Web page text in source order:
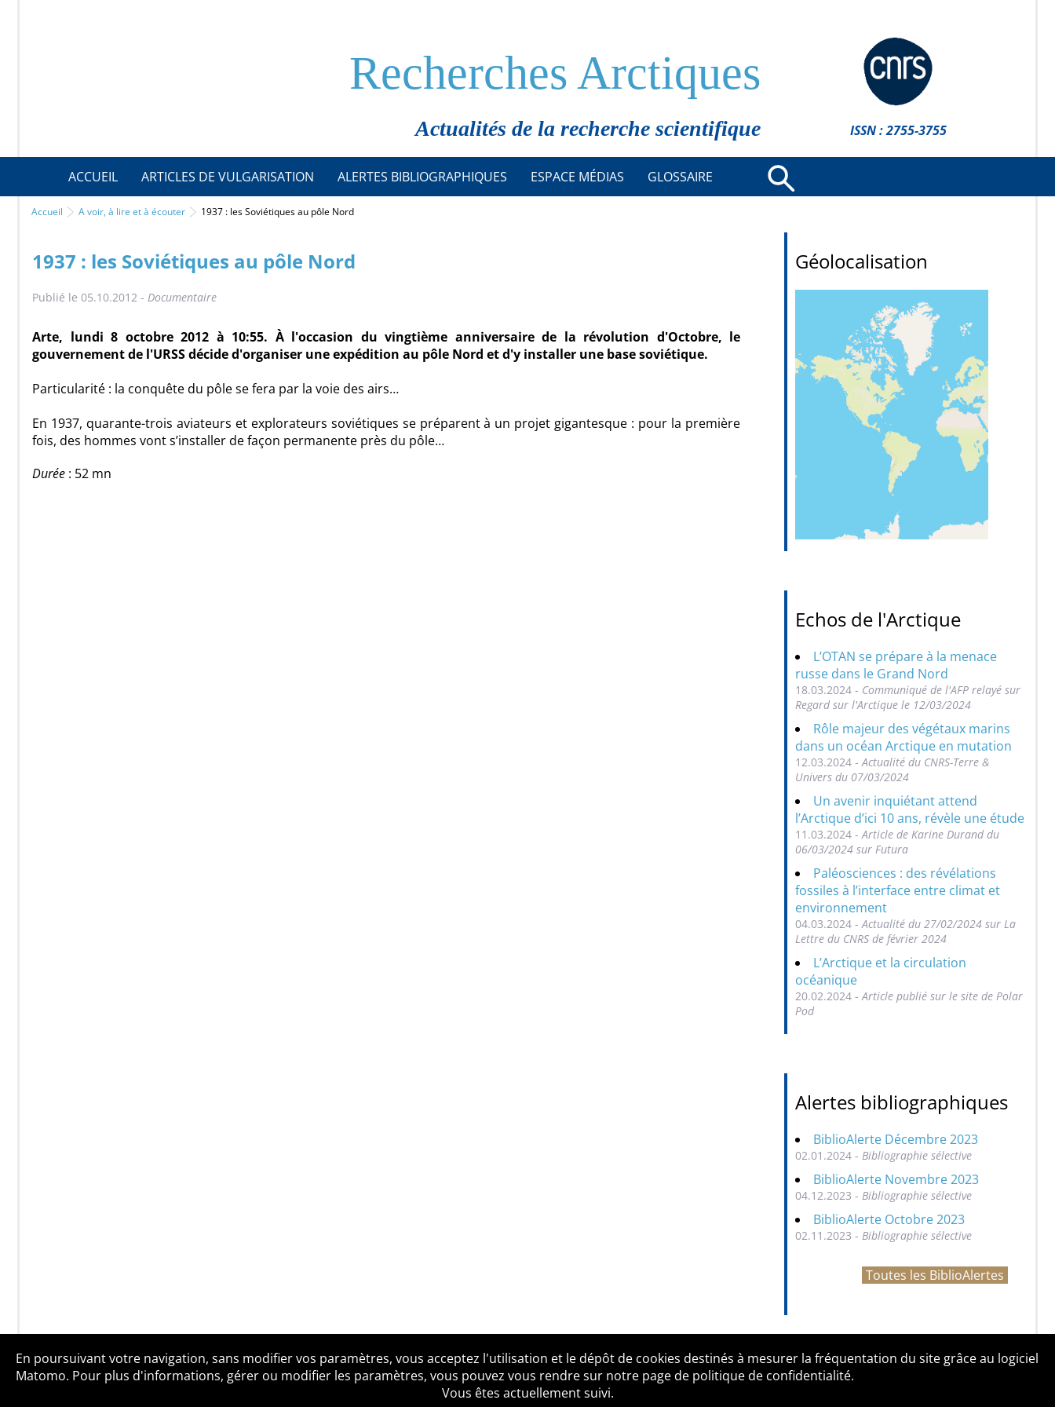
Recherches Arctiques
Actualités de la recherche scientifique ISSN : 2755-3755
ACCUEIL ARTICLES DE VULGARISATION ALERTES BIBLIOGRAPHIQUES ESPACE MÉDIAS GLOSSAIRE
Accueil A voir, à lire et à écouter 1937 : les Soviétiques au pôle Nord
1937 : les Soviétiques au pôle Nord
Publié le 05.10.2012 - Documentaire
Arte, lundi 8 octobre 2012 à 10:55. À l'occasion du vingtième anniversaire de la révolution d'Octobre, le
gouvernement de l'URSS décide d'organiser une expédition au pôle Nord et d'y installer une base soviétique.
Particularité : la conquête du pôle se fera par la voie des airs…
En 1937, quarante-trois aviateurs et explorateurs soviétiques se préparent à un projet gigantesque : pour la première
fois, des hommes vont s’installer de façon permanente près du pôle…
Durée : 52 mn
Géolocalisation
Echos de l'Arctique
L’OTAN se prépare à la menace
russe dans le Grand Nord
18.03.2024 - Communiqué de l'AFP relayé sur
Regard sur l'Arctique le 12/03/2024
Rôle majeur des végétaux marins
dans un océan Arctique en mutation
12.03.2024 - Actualité du CNRS-Terre &
Univers du 07/03/2024
Un avenir inquiétant attend
l’Arctique d’ici 10 ans, révèle une étude
11.03.2024 - Article de Karine Durand du
06/03/2024 sur Futura
Paléosciences : des révélations
fossiles à l’interface entre climat et
environnement
04.03.2024 - Actualité du 27/02/2024 sur La
Lettre du CNRS de février 2024
L’Arctique et la circulation
océanique
20.02.2024 - Article publié sur le site de Polar
Pod
Alertes bibliographiques
BiblioAlerte Décembre 2023
02.01.2024 - Bibliographie sélective
BiblioAlerte Novembre 2023
04.12.2023 - Bibliographie sélective
BiblioAlerte Octobre 2023
02.11.2023 - Bibliographie sélective
Toutes les BiblioAlertes
Qui sommes-nous ? Mentions légales Accessibilité Politique de confidentialité Contact
En poursuivant votre navigation, sans modifier vos paramètres, vous acceptez l'utilisation et le dépôt de cookies destinés à mesurer la fréquentation du site grâce au logiciel
Matomo. Pour plus d'informations, gérer ou modifier les paramètres, vous pouvez vous rendre sur notre page de politique de confidentialité.
Vous êtes actuellement suivi.